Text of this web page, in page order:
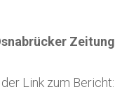
Zeitung
Link zum Bericht: